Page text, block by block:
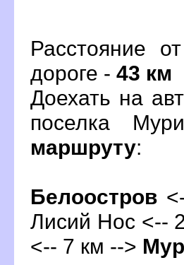
Расстояние
дороге - 43 км
Доехать на
поселка
маршруту:
Белоостро
Лисий Нос <--
<-- 7 км -->